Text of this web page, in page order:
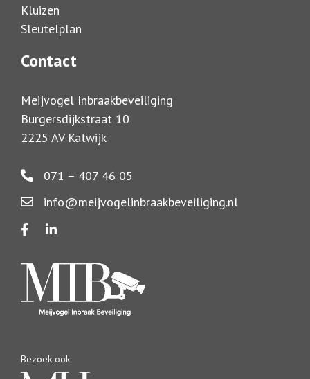
Kluizen
Sleutelplan
Contact
Meijvogel Inbraakbeveiliging
Burgersdijkstraat 10
2225 AV Katwijk
071 – 407 46 05
info@meijvogelinbraakbeveiliging.nl
Bezoek ook: